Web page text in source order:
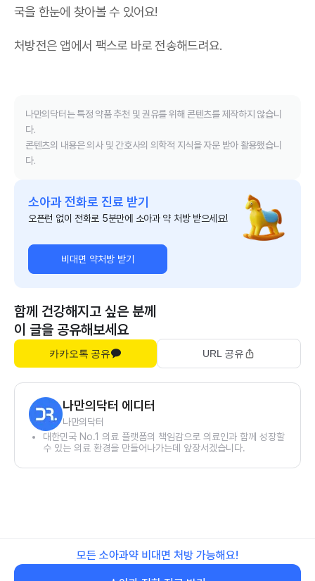
국을 한눈에 찾아볼 수 있어요!
처방전은 앱에서 팩스로 바로 전송해드려요.
나만의닥터는 특정 약품 추천 및 권유를 위해 콘텐츠를 제작하지 않습니
다.
콘텐츠의 내용은 의사 및 간호사의 의학적 지식을 자문 받아 활용했습니
다.
소아과 전화로 진료 받기
오픈런 없이 전화로 5분만에 소아과 약 처방 받으세요!
비대면 약처방 받기
함께 건강해지고 싶은 분께
이 글을 공유해보세요
카카오톡 공유 URL 공유
나만의닥터 에디터
나만의닥터
대한민국 No.1 의료 플랫폼의 책임감으로 의료인과 함께 성장할
수 있는 의료 환경을 만들어나가는데 앞장서겠습니다.
모든 소아과약 비대면 처방 가능해요!